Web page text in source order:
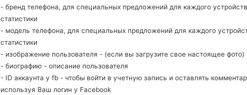
НАЗВАНИЕ ФАЙЛА
SM-N986B_1_20200910073016
СИСТЕМА
Android Q 10
PDA/AP ВЕРСИЯ
- бренд телефона, для специальных предложений для каждого
статистики
- модель телефона, для специальных предложений для каждого
статистики
- изображение пользователя - (если вы загрузите свое настоящее фото)
- биографию - описание пользователя
- ID аккаунта у fb - чтобы войти в учетную запись и оставлять
используя Ваш логин у Facebook